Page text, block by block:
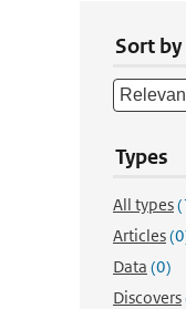
Sort by
Types
All types
Articles
Data (0)
Discovers